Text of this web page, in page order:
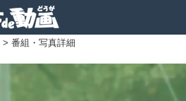
> 番組・写真詳細